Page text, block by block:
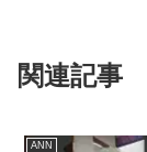
関連記事
ANN